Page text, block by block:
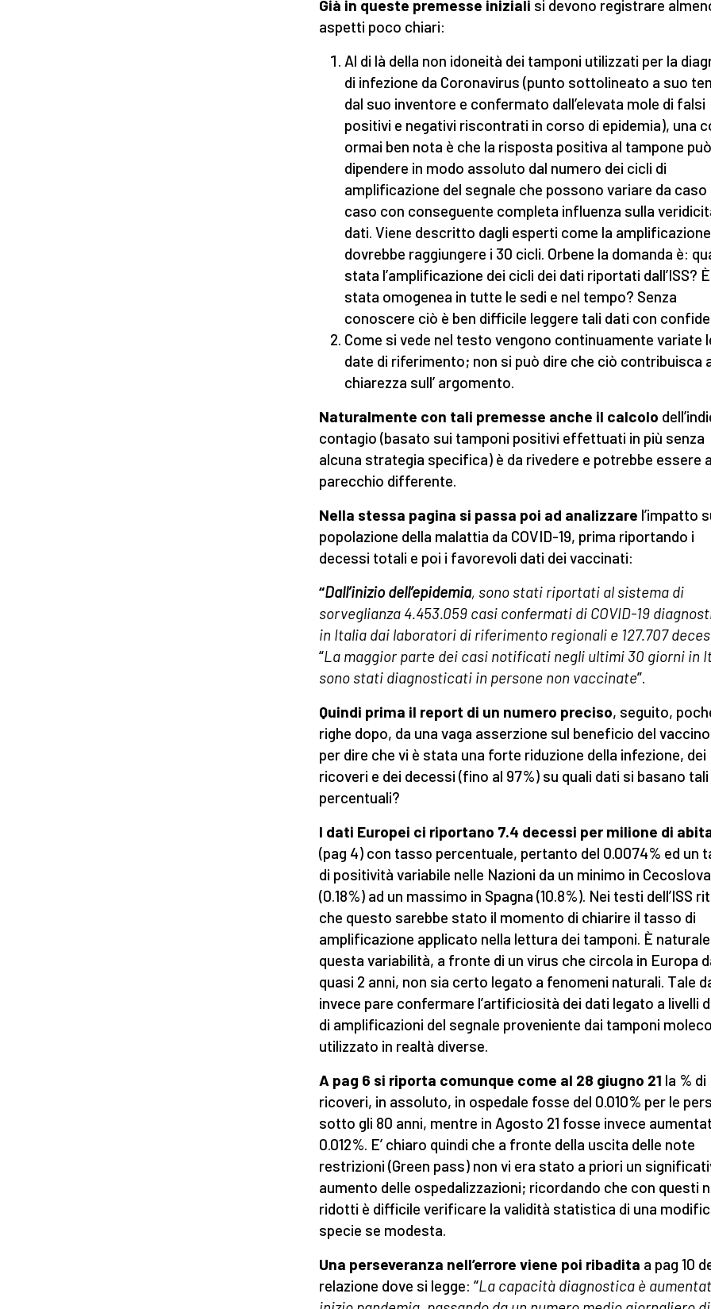
Già in queste premesse iniziali si devono registrare
aspetti poco chiari:
Al di là della non idoneità dei tamponi utilizzati per la
di infezione da Coronavirus (punto sottolineato a suo
dal suo inventore e confermato dall’elevata mole di falsi
positivi e negativi riscontrati in corso di epidemia), una
ormai ben nota è che la risposta positiva al tampone può
dipendere in modo assoluto dal numero dei cicli di
amplificazione del segnale che possono variare da caso
caso con conseguente completa influenza sulla
dati. Viene descritto dagli esperti come la
dovrebbe raggiungere i 30 cicli. Orbene la domanda è:
stata l’amplificazione dei cicli dei dati riportati dall’ISS? È
stata omogenea in tutte le sedi e nel tempo? Senza
conoscere ciò è ben difficile leggere tali dati con
Come si vede nel testo vengono continuamente variate
date di riferimento; non si può dire che ciò contribuisca
chiarezza sull’ argomento.
Naturalmente con tali premesse anche il calcolo
contagio (basato sui tamponi positivi effettuati in più senza
alcuna strategia specifica) è da rivedere e potrebbe essere
parecchio differente.
Nella stessa pagina si passa poi ad analizzare l’impatto
popolazione della malattia da COVID-19, prima riportando i
decessi totali e poi i favorevoli dati dei vaccinati:
“Dall’inizio dell’epidemia, sono stati riportati al sistema di
sorveglianza 4.453.059 casi confermati di COVID-19
in Italia dai laboratori di riferimento regionali e 127.707
“La maggior parte dei casi notificati negli ultimi 30 giorni in
sono stati diagnosticati in persone non vaccinate”.
Quindi prima il report di un numero preciso, seguito,
righe dopo, da una vaga asserzione sul beneficio del
per dire che vi è stata una forte riduzione della infezione, dei
ricoveri e dei decessi (fino al 97%) su quali dati si basano tali
percentuali?
I dati Europei ci riportano 7.4 decessi per milione di
(pag 4) con tasso percentuale, pertanto del 0.0074% ed un
di positività variabile nelle Nazioni da un minimo in
(0.18%) ad un massimo in Spagna (10.8%). Nei testi dell’ISS
che questo sarebbe stato il momento di chiarire il tasso di
amplificazione applicato nella lettura dei tamponi. È
questa variabilità, a fronte di un virus che circola in Europa
quasi 2 anni, non sia certo legato a fenomeni naturali. Tale
invece pare confermare l’artificiosità dei dati legato a livelli
di amplificazioni del segnale proveniente dai tamponi
utilizzato in realtà diverse.
A pag 6 si riporta comunque come al 28 giugno 21 la % di
ricoveri, in assoluto, in ospedale fosse del 0.010% per le
sotto gli 80 anni, mentre in Agosto 21 fosse invece
0.012%. E’ chiaro quindi che a fronte della uscita delle note
restrizioni (Green pass) non vi era stato a priori un
aumento delle ospedalizzazioni; ricordando che con questi
ridotti è difficile verificare la validità statistica di una
specie se modesta.
Una perseveranza nell’errore viene poi ribadita a pag 10
relazione dove si legge: “La capacità diagnostica è